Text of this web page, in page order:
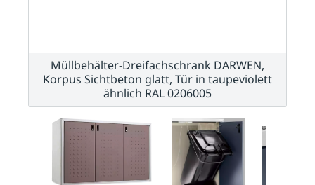
Müllbehälter-Dreifachschrank DARWEN,
Korpus Sichtbeton glatt, Tür in taupeviolett
ähnlich RAL 0206005